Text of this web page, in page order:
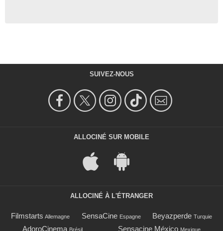
SUIVEZ-NOUS
ALLOCINÉ SUR MOBILE
ALLOCINÉ À L'ÉTRANGER
Filmstarts Allemagne SensaCine Espagne Beyazperde Turquie
AdoroCinema Brésil Sensacine México Mexique